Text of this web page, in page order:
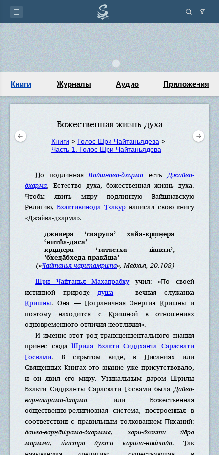
Книги Журналы Аудио Приложения
Божественная жизнь духа
Книги > Голос Шри Чайтаньядева >
Часть 1. Голос Шри Чайтаньядева
Но подлиннаяВайшнава-дхарма естьДжайва-
дхарма, Естество духа, божественная жизнь духа.
Чтобы явить миру подлинную Вайшнавскую
Религию,Бхактивинода Тхакурнаписал свою книгу
«Джайва-дхарма».
джӣвера ‘сварупа’ хайа-кр̣ш̣н̣ера
‘нитйа-да̄са’
кр̣ш̣н̣ера ‘татастха̄ ш̇акти’,
’бхеда̄бхеда прака̄ша’
(«Чайтанья-чаритамрита», Мадхья, 20.108)
Шри Чайтанья Махапрабхуучил: «По своей
истинной природедуша — вечная служанка
Кришны. Она — Пограничная Энергия Кришны и
поэтому находится с Кришной в отношениях
одновременного отличия-неотличия».
И именно этот род трансцендентального знания
принес сюдаШрила Бхакти Сиддханта Сарасвати
Госвами. В скрытом виде, в Писаниях или
Священных Книгах это знание уже присутствовало,
и он явил его миру. Уникальным даром Шрилы
Бхакти Сиддханты Сарасвати Госвами былаДайва-
варнашрама-дхарма, или Божественная
общественно-религиозная система, построенная в
соответствии с правильным толкованием Писаний:
даива-варн̣а̄ш̇рама-дхармма,хари-бхакти йа̄ра
мармма, ш̇а̄стра йукти карила-ниш̇чайа. Так